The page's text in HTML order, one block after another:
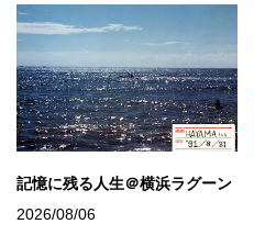
記憶に残る人生＠横浜ラグーン
2026/08/06